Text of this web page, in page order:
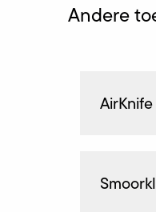
Andere
AirKnife